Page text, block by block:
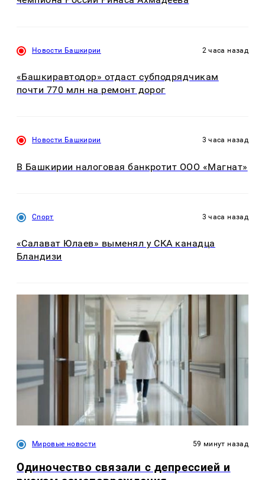
Новости Башкирии 2 часа назад
«Башкиравтодор» отдаст субподрядчикам
почти 770 млн на ремонт дорог
Новости Башкирии 3 часа назад
В Башкирии налоговая банкротит ООО «Магнат»
Спорт 3 часа назад
«Салават Юлаев» выменял у СКА канадца
Бландизи
Мировые новости 59 минут назад
Одиночество связали с депрессией и